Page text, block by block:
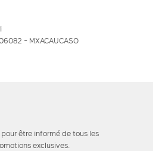
- MXACAUCASO
être informé de tous les
exclusives.